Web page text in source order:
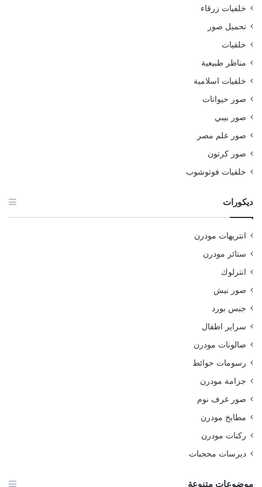
خلفيات زرقاء
تحميل صور
خلفيات
مناظر طبيعية
خلفيات اسلامية
صور حيوانات
صور بيبي
صور علم مصر
صور كرتون
خلفيات فوتوشوب
ديكورات
انتريهات مودرن
ستائر مودرن
انترلوك
صور نيش
جبس بورد
سراير اطفال
صالونات مودرن
رسومات حوائط
جزامة مودرن
صور غرف نوم
مطابخ مودرن
ركنات مودرن
ديرسات محجبات
موضوعات متنوعة